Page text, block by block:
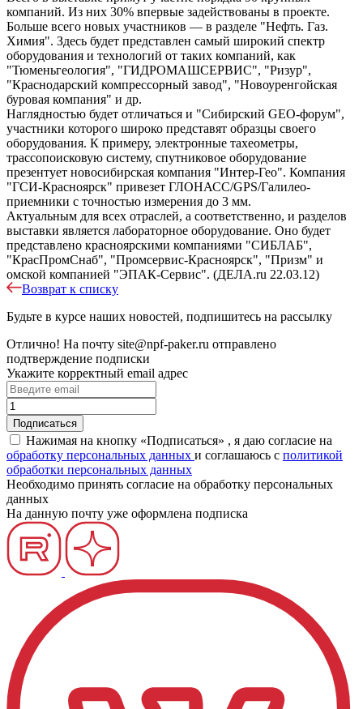
компаний. Из них 30% впервые задействованы в проекте.
Больше всего новых участников — в разделе "Нефть. Газ.
Химия". Здесь будет представлен самый широкий спектр
оборудования и технологий от таких компаний, как
"Тюменьгеология", "ГИДРОМАШСЕРВИС", "Ризур",
"Краснодарский компрессорный завод", "Новоуренгойская
буровая компания" и др.
Наглядностью будет отличаться и "Сибирский GEO-форум",
участники которого широко представят образцы своего
оборудования. К примеру, электронные тахеометры,
трассопоисковую систему, спутниковое оборудование
презентует новосибирская компания "Интер-Гео". Компания
"ГСИ-Красноярск" привезет ГЛОНАСС/GPS/Галилео-
приемники с точностью измерения до 3 мм.
Актуальным для всех отраслей, а соответственно, и разделов
выставки является лабораторное оборудование. Оно будет
представлено красноярскими компаниями "СИБЛАБ",
"КрасПромСнаб", "Промсервис-Красноярск", "Призм" и
омской компанией "ЭПАК-Сервис". (ДЕЛА.ru 22.03.12)
Возврат к списку
Будьте в курсе наших новостей, подпишитесь на рассылку
Отлично! На почту site@npf-paker.ru отправлено
подтверждение подписки
Укажите корректный email адрес
Нажимая на кнопку «Подписаться» , я даю согласие на
обработку персональных данных и соглашаюсь c политикой
обработки персональных данных
Необходимо принять согласие на обработку персональных
данных
На данную почту уже оформлена подписка